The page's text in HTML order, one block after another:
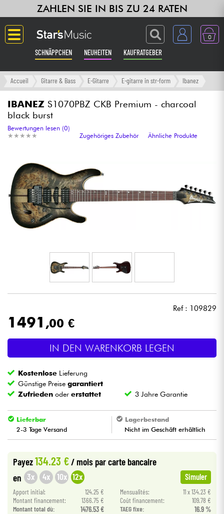
ZAHLEN SIE IN BIS ZU 24 RATEN
0
SCHNÄPPCHEN NEUHEITEN KAUFRATGEBER
Langue
Gitarre & Bass
Verstärker & Effekte
Synths & samplers
Studio
Mikros
Licht
Blasinstrumente
Violinen & Quartett
Kabel & Zubehöre
HiFi
Accueil Gitarre & Bass E-Gitarre E-gitarre in str-form Ibanez
IBANEZ S1070PBZ CKB Premium - charcoal
black burst
★ ★ ★ ★ ★
★ ★ ★ ★ ★
Bewertungen lesen (0)
Zugehöriges Zubehör
Ähnliche Produkte
Ref : 109829
1491 ,00 €
IN DEN WARENKORB LEGEN
Kostenlose Lieferung
Günstige Preisegarantiert
Zufrieden odererstattet 3 Jahre Garantie
Lieferbar
2-3 Tage Versand
Lagerbestand
Nicht im Geschäft erhältlich
Payez134.23 €/ mois par carte bancaire
en 3x 4x 10x 12x Simuler
Apport initial: 124.25 € Mensualités:
11 x 134.23 €
Montant financement:
1366.75 € Coût financement:
109.78 €
Montant total dù:
1476.53 € TAEG fixe: 16.9 %